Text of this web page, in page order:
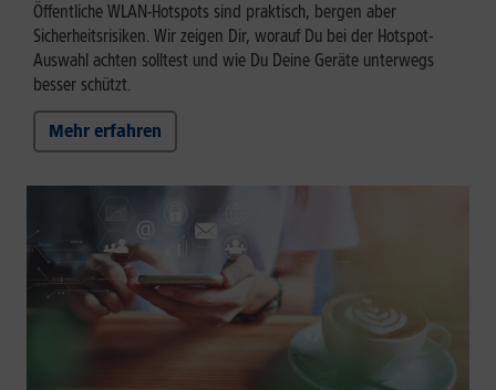
Öffentliche WLAN-Hotspots sind praktisch, bergen aber
Sicherheitsrisiken. Wir zeigen Dir, worauf Du bei der Hotspot-
Auswahl achten solltest und wie Du Deine Geräte unterwegs
besser schützt.
Mehr erfahren